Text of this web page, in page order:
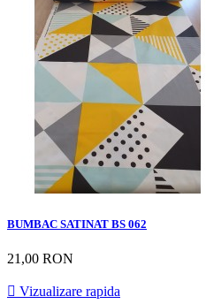
BUMBAC SATINAT BS 062
21,00 RON
 Vizualizare rapida